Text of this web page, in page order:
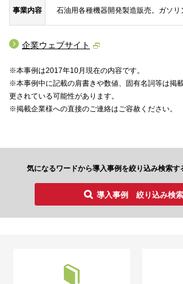
事業内容 石油用各種機器開発製造販売。ガソ
企業ウェブサイト
※本事例は2017年10月現在の内容です。
※本事例中に記載の肩書きや数値、固有名詞等は掲
更されている可能性があります。
※掲載企業様への直接のご連絡はご容赦ください。
気になるワードから導入事例を絞り込み検索す
導入事例 絞り込み検索